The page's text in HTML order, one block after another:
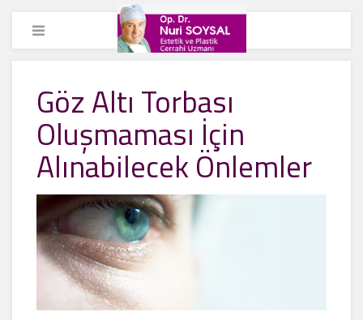
Göz Altı Torbası
Oluşmaması İçin
Alınabilecek Önlemler